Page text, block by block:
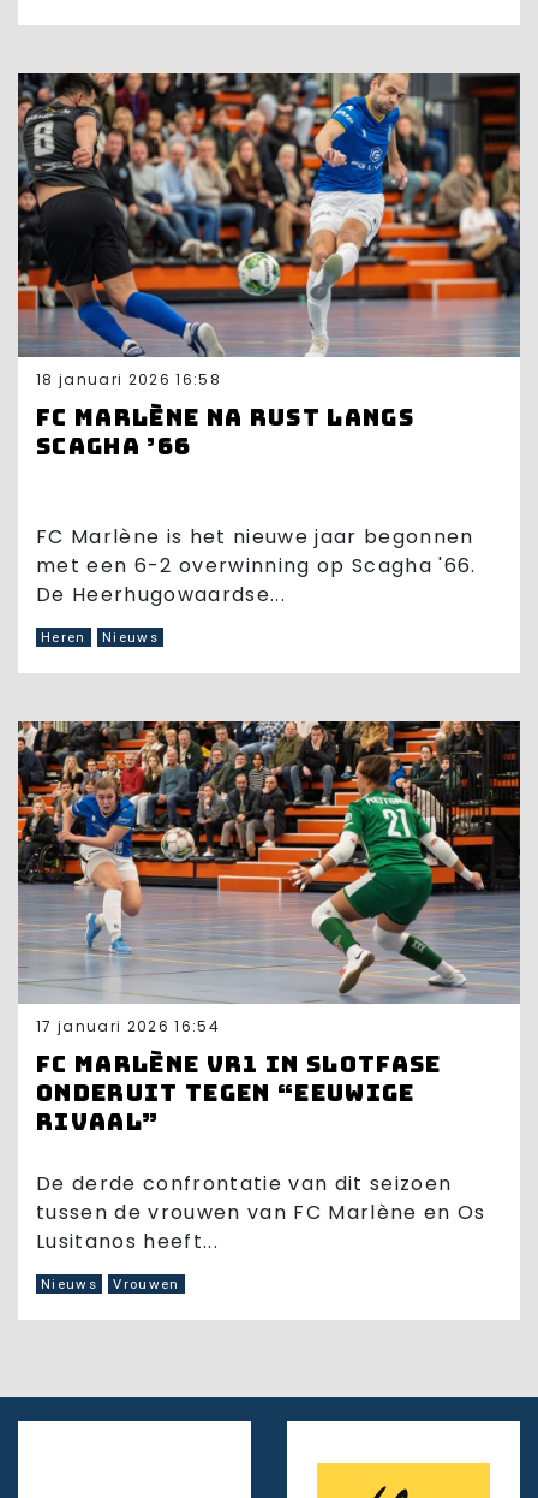
18 januari 2026 16:58
FC Marlène na rust langs
Scagha ’66
FC Marlène is het nieuwe jaar begonnen
met een 6-2 overwinning op Scagha '66.
De Heerhugowaardse...
Heren Nieuws
17 januari 2026 16:54
FC Marlène VR1 in slotfase
onderuit tegen “eeuwige
rivaal”
De derde confrontatie van dit seizoen
tussen de vrouwen van FC Marlène en Os
Lusitanos heeft...
Nieuws Vrouwen